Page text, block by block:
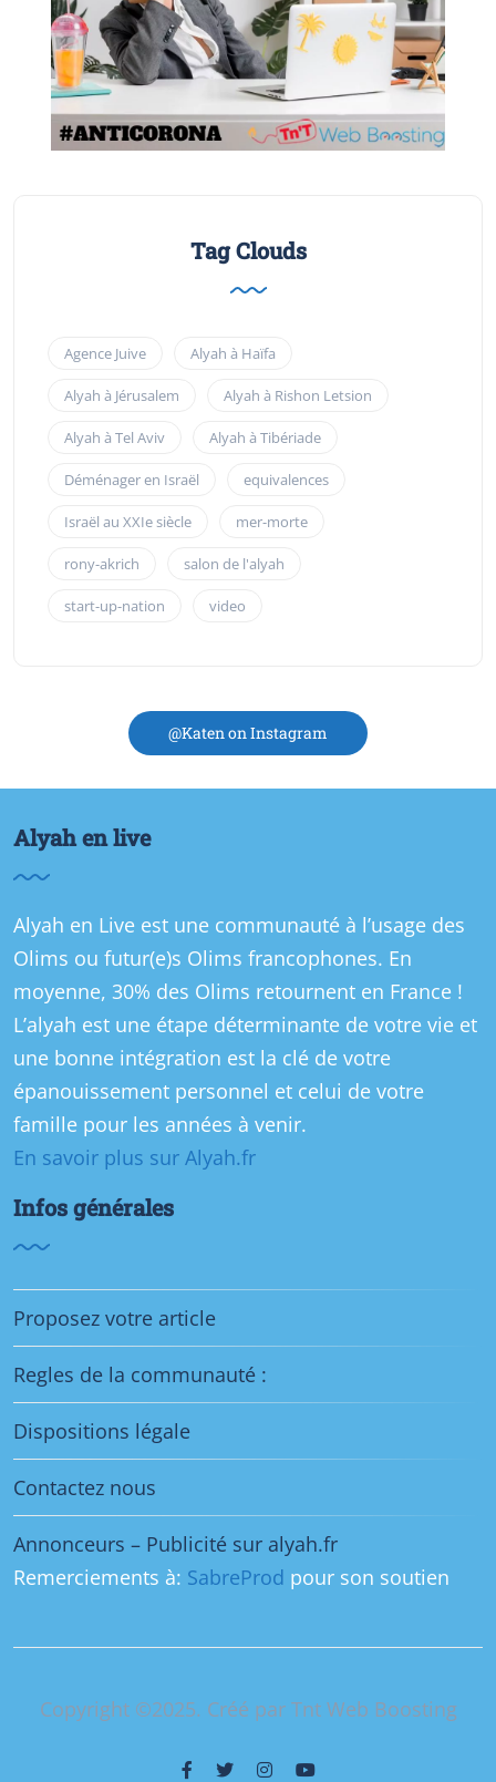
Tag Clouds
Agence Juive Alyah à Haïfa
Alyah à Jérusalem Alyah à Rishon Letsion
Alyah à Tel Aviv Alyah à Tibériade
Déménager en Israël equivalences
Israël au XXIe siècle mer-morte
rony-akrich salon de l'alyah
start-up-nation video
@Katen on Instagram
Alyah en live
Alyah en Live est une communauté à l’usage des
Olims ou futur(e)s Olims francophones. En
moyenne, 30% des Olims retournent en France !
L’alyah est une étape déterminante de votre vie et
une bonne intégration est la clé de votre
épanouissement personnel et celui de votre
famille pour les années à venir.
En savoir plus sur Alyah.fr
Infos générales
Proposez votre article
Regles de la communauté :
Dispositions légale
Contactez nous
Annonceurs – Publicité sur alyah.fr
Remerciements à: SabreProd pour son soutien
Copyright ©2025. Créé par Tnt Web Boosting